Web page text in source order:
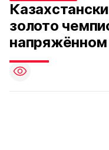
золото